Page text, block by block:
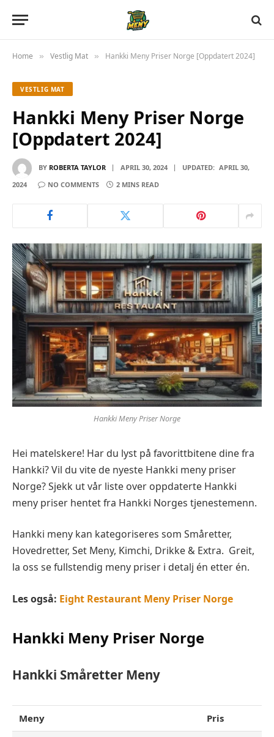
Home » Vestlig Mat » Hankki Meny Priser Norge [Oppdatert 2024]
VESTLIG MAT
Hankki Meny Priser Norge
[Oppdatert 2024]
BY ROBERTA TAYLOR APRIL 30, 2024 UPDATED: APRIL 30,
2024
NO COMMENTS 2 MINS READ
Hankki Meny Priser Norge
Hei matelskere! Har du lyst på favorittbitene dine fra
Hankki? Vil du vite de nyeste Hankki meny priser
Norge? Sjekk ut vår liste over oppdaterte Hankki
meny priser hentet fra Hankki Norges tjenestemenn.
Hankki meny kan kategoriseres som Småretter,
Hovedretter, Set Meny, Kimchi, Drikke & Extra. Greit,
la oss se fullstendig meny priser i detalj én etter én.
Les også: Eight Restaurant Meny Priser Norge
Hankki Meny Priser Norge
Hankki Småretter Meny
Meny Pris